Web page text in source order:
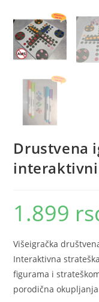
Drustvena
1.899
Višeigračka
Interaktivna
figurama i
porodična